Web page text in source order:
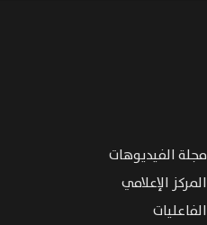
مجلة الفيديوهات
المركز الإعلامي
الفاعليات